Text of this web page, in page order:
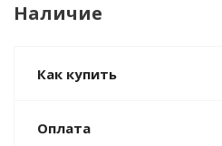
Наличие
Как купить
Оплата